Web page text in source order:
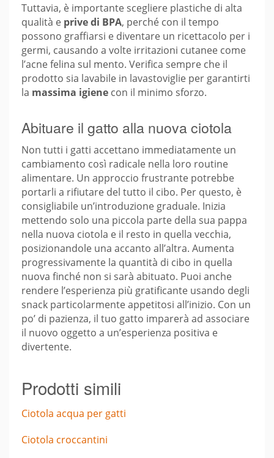
Tuttavia, è importante scegliere plastiche di alta
qualità e prive di BPA, perché con il tempo
possono graffiarsi e diventare un ricettacolo per i
germi, causando a volte irritazioni cutanee come
l’acne felina sul mento. Verifica sempre che il
prodotto sia lavabile in lavastoviglie per garantirti
la massima igiene con il minimo sforzo.
Abituare il gatto alla nuova ciotola
Non tutti i gatti accettano immediatamente un
cambiamento così radicale nella loro routine
alimentare. Un approccio frustrante potrebbe
portarli a rifiutare del tutto il cibo. Per questo, è
consigliabile un’introduzione graduale. Inizia
mettendo solo una piccola parte della sua pappa
nella nuova ciotola e il resto in quella vecchia,
posizionandole una accanto all’altra. Aumenta
progressivamente la quantità di cibo in quella
nuova finché non si sarà abituato. Puoi anche
rendere l’esperienza più gratificante usando degli
snack particolarmente appetitosi all’inizio. Con un
po’ di pazienza, il tuo gatto imparerà ad associare
il nuovo oggetto a un’esperienza positiva e
divertente.
Prodotti simili
Ciotola acqua per gatti
Ciotola croccantini